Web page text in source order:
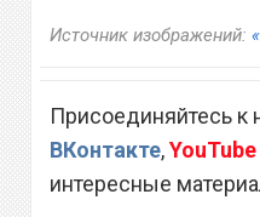
Источник изображений:
Присоединяйтесь к
ВКонтакте,YouTube
интересные